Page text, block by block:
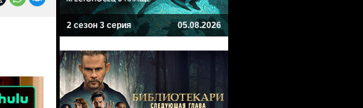
2 сезон 3 серия 05.08.2026